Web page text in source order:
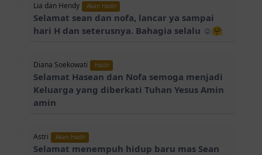
Lia dan Hendy Akan Hadir
Selamat sean dan nofa, lancar ya sampai
hari H dan seterusnya. Bahagia selalu ☺️🤗
Diana Soekowati Hadir
Selamat Hasean dan Nofa semoga menjadi
Keluarga yang diberkati Tuhan Yesus Amin
amin
Astri Akan Hadir
Selamat menempuh hidup baru mas Sean